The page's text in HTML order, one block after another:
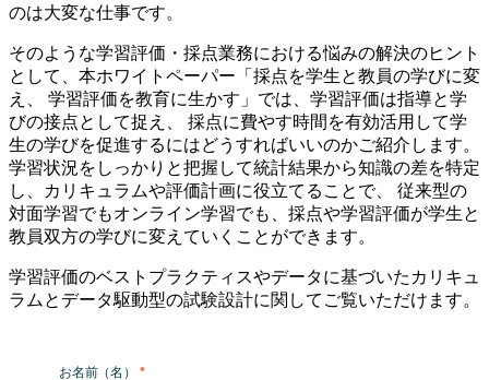
のは大変な仕事です。
そのような学習評価・採点業務における悩みの解決のヒント
として、本ホワイトペーパー「採点を学生と教員の学びに変
え、 学習評価を教育に生かす」では、学習評価は指導と学
びの接点として捉え、 採点に費やす時間を有効活用して学
生の学びを促進するにはどうすればいいのかご紹介します。
学習状況をしっかりと把握して統計結果から知識の差を特定
し、カリキュラムや評価計画に役立てることで、 従来型の
対面学習でもオンライン学習でも、採点や学習評価が学生と
教員双方の学びに変えていくことができます。
学習評価のベストプラクティスやデータに基づいたカリキュ
ラムとデータ駆動型の試験設計に関してご覧いただけます。